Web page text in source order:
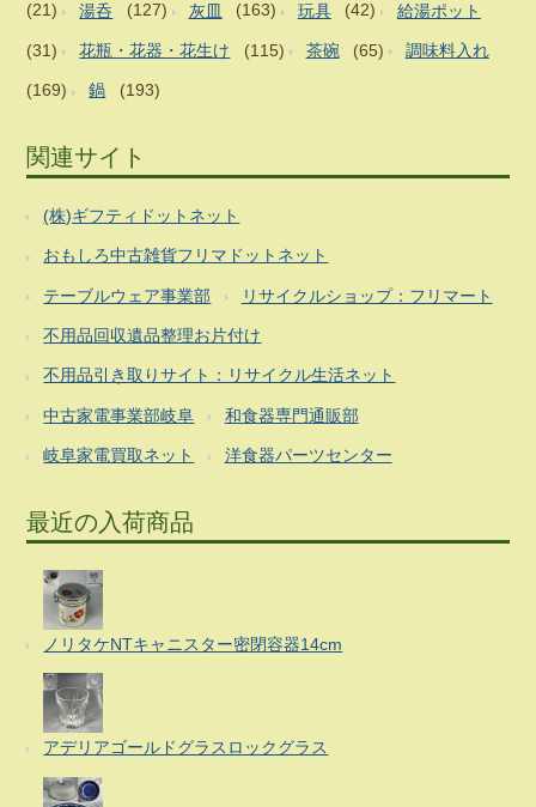
(21) 湯呑 (127) 灰皿 (163) 玩具 (42) 給湯ポット
(31) 花瓶・花器・花生け (115) 茶碗 (65) 調味料入れ
(169) 鍋 (193)
関連サイト
(株)ギフティドットネット
おもしろ中古雑貨フリマドットネット
テーブルウェア事業部 リサイクルショップ：フリマート
不用品回収遺品整理お片付け
不用品引き取りサイト：リサイクル生活ネット
中古家電事業部岐阜 和食器専門通販部
岐阜家電買取ネット 洋食器パーツセンター
最近の入荷商品
ノリタケNTキャニスター密閉容器14cm
アデリアゴールドグラスロックグラス